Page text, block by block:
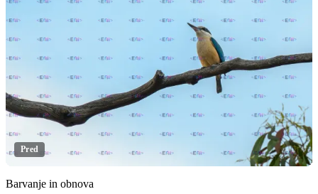
Pred
Barvanje in obnova